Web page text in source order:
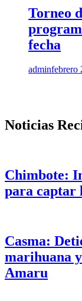
Torneo
fecha
adminfebrero
Noticias
Chimbote:
para captar
Casma:
marihuana
Amaru